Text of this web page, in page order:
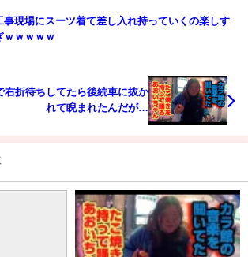
事現場にスーツ着て差し入れ持っていくの楽しす
ｗｗｗｗｗ
右折待ちしてたら後続車に抜か
れて睨まれたんだが…